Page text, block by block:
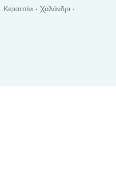
Κερατσίνι
Χαλάνδρι